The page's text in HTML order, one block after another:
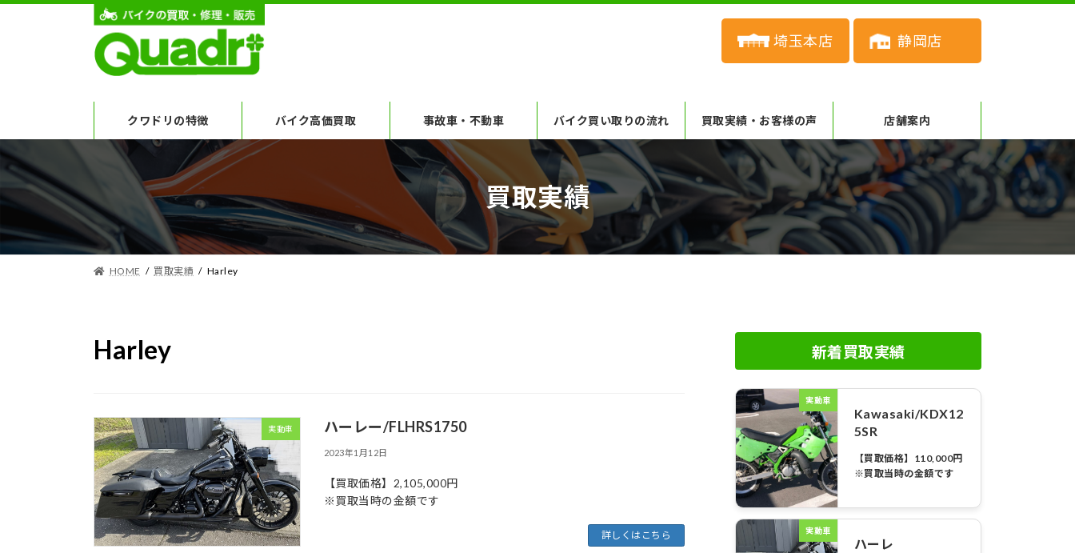
ス
キ
ッ
ン
に
移
埼玉本店 静岡店
クワドリの特徴 バイク高価買取 事故車・不動車 バイク買い取りの流れ 買取実績・お客様の声 店舗案内
買取実績
HOME 買取実績 Harley
Harley
実動車 ハーレー/FLHRS1750
2023年1月12日
【買取価格】2,105,000円
※買取当時の金額です
詳しくはこちら
新着買取実績
実動車
Kawasaki/KDX12
5SR
【買取価格】110,000円
※買取当時の金額です
実動車
ハーレ